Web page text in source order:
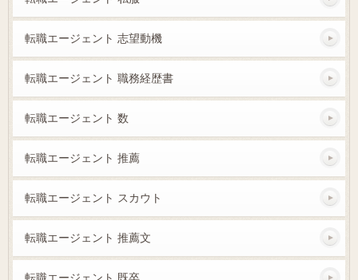
転職エージェント 志望動機
転職エージェント 職務経歴書
転職エージェント 数
転職エージェント 推薦
転職エージェント スカウト
転職エージェント 推薦文